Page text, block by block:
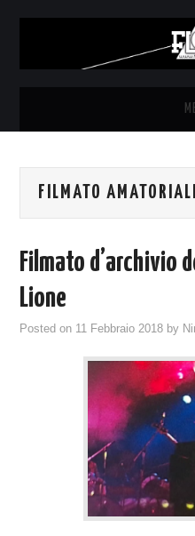
NEWS
SYD BARRETT – ALLE SOGLIE
DELL’ALBA
COVER & TRIBUTI
DISCOGRAFIA
FILMATO
Filmato d’archivio
Lione
Posted on 11 Febbraio 2018 by